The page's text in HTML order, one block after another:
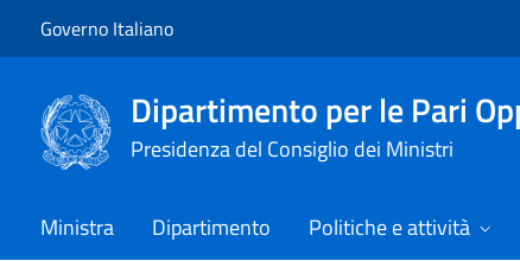
Governo Italiano
Dipartimento per le Pari
Presidenza del Consiglio dei Ministri
Ministra Dipartimento Politiche e attività